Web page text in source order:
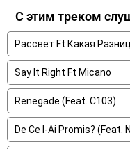
С этим треком
Рассвет Ft Какая
Say It Right Ft Micano
Renegade (Feat. C103)
De Ce I-Ai Promis? (Feat.